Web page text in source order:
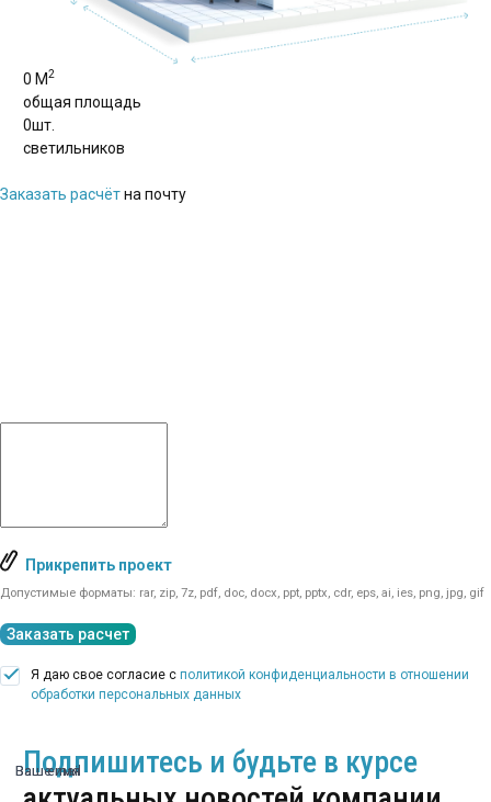
0 М2
общая площадь
0шт.
светильников
Заказать расчётна почту
Прикрепить проект
Допустимые форматы: rar, zip, 7z, pdf, doc, docx, ppt, pptx, cdr, eps, ai, ies, png, jpg, gif
Заказать расчет
Я даю свое согласие с политикой конфиденциальности в отношении
обработки персональных данных
Подпишитесь и будьте в курсе
Ваше имя
Ваш email